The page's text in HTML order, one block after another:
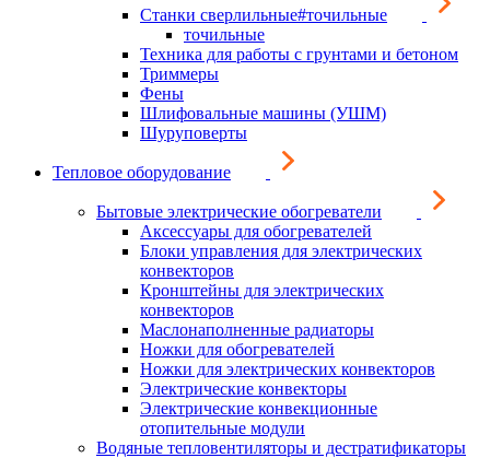
Станки сверлильные#точильные
точильные
Техника для работы с грунтами и бетоном
Триммеры
Фены
Шлифовальные машины (УШМ)
Шуруповерты
Тепловое оборудование
Бытовые электрические обогреватели
Аксессуары для обогревателей
Блоки управления для электрических
конвекторов
Кронштейны для электрических
конвекторов
Маслонаполненные радиаторы
Ножки для обогревателей
Ножки для электрических конвекторов
Электрические конвекторы
Электрические конвекционные
отопительные модули
Водяные тепловентиляторы и дестратификаторы